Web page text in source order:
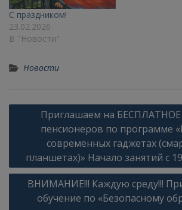
С праздником!
23.02.2026
В "Новости"
Новости
Навигация
записям
Приглашаем на БЕСПЛАТНОЕ
пенсионеров по программе
современных гаджетах
планшетах)» Начало занятий с
ВНИМАНИЕ!!! Каждую среду!!!
обучение по «Безопасному